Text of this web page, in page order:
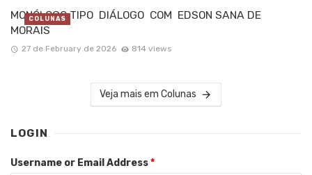
MONÓLOGO TIPO DIÁLOGO COM EDSON SANA DE
MORAIS
27 de February de 2026 814 views
COLUNAS
Veja mais em Colunas
LOGIN
Username or Email Address*